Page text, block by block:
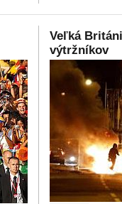
Veľká
výtržníkov